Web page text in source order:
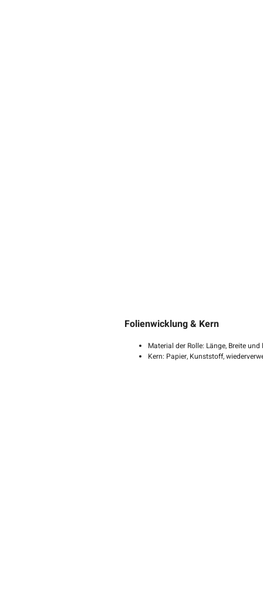
Folienwicklung & Kern
Material der Rolle: Länge, Breite
Kern: Papier, Kunststoff,